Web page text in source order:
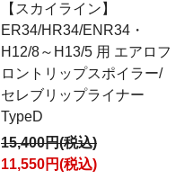
【スカイライン】
ER34/HR34/ENR34・
H12/8～H13/5 用 エアロフ
ロントリップスポイラー/
セレブリップライナー
TypeD
15,400円(税込)
11,550円(税込)